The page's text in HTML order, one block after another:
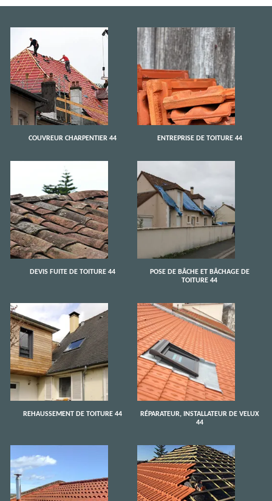
COUVREUR CHARPENTIER 44 ENTREPRISE DE TOITURE 44
DEVIS FUITE DE TOITURE 44
POSE DE BÂCHE ET BÂCHAGE DE
TOITURE 44
REHAUSSEMENT DE TOITURE 44
RÉPARATEUR, INSTALLATEUR DE VELUX
44